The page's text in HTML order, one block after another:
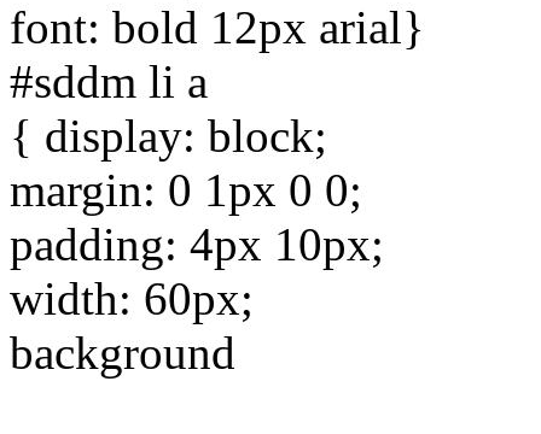
font: bold 12px arial}
#sddm li a
{ display: block;
margin: 0 1px 0 0;
padding: 4px 10px;
width: 60px;
background